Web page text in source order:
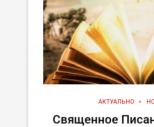
АКТУАЛЬНО
Священное